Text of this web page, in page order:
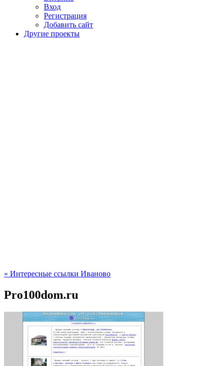
Вход
Регистрация
Добавить сайт
Другие проекты
« Интересные ссылки Иваново
Pro100dom.ru